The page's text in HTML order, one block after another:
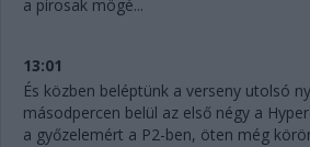
a pirosak mögé...
13:01
És közben beléptünk a verseny utolsó
másodpercen belül az első négy a
a győzelemért a P2-ben, öten még